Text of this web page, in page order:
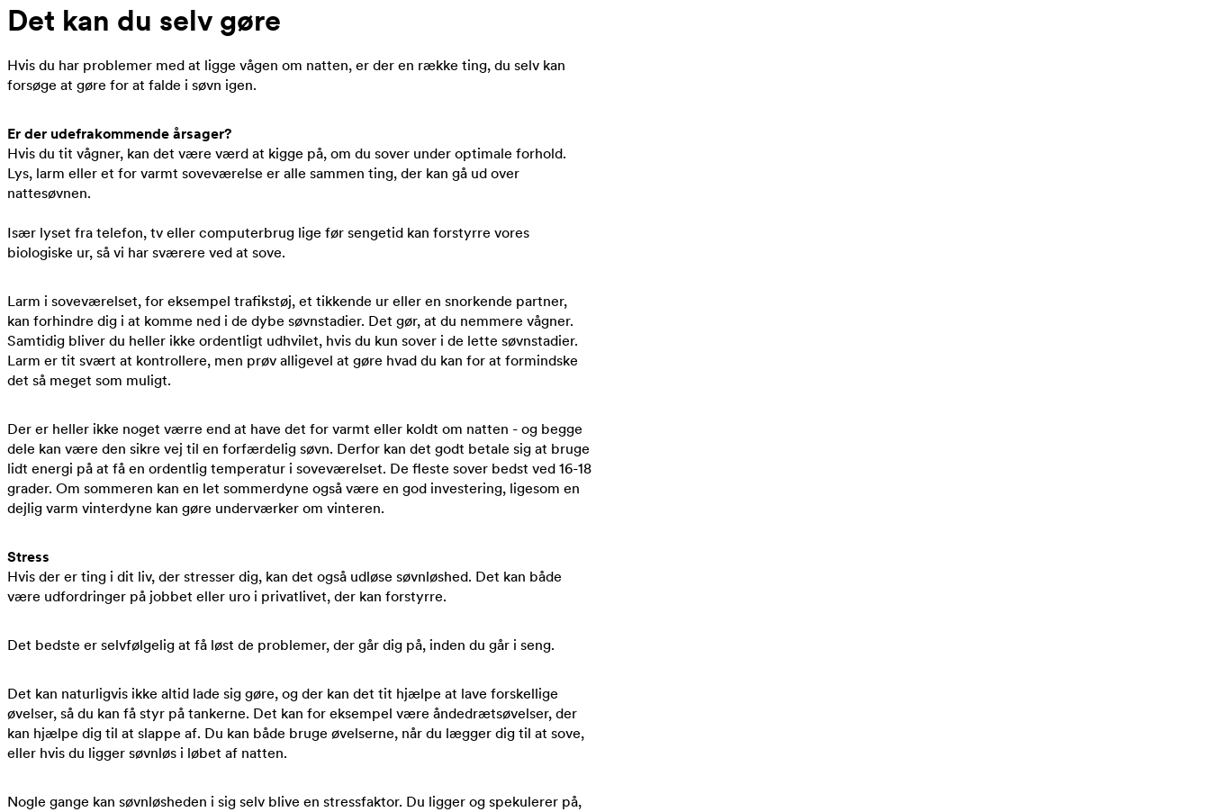
Det kan du selv gøre
Hvis du har problemer med at ligge vågen om natten, er der en række ting, du selv kan
forsøge at gøre for at falde i søvn igen.
Er der udefrakommende årsager?
Hvis du tit vågner, kan det være værd at kigge på, om du sover under optimale forhold.
Lys, larm eller et for varmt soveværelse er alle sammen ting, der kan gå ud over
nattesøvnen.
Især lyset fra telefon, tv eller computerbrug lige før sengetid kan forstyrre vores
biologiske ur, så vi har sværere ved at sove.
Larm i soveværelset, for eksempel trafikstøj, et tikkende ur eller en snorkende partner,
kan forhindre dig i at komme ned i de dybe søvnstadier. Det gør, at du nemmere vågner.
Samtidig bliver du heller ikke ordentligt udhvilet, hvis du kun sover i de lette søvnstadier.
Larm er tit svært at kontrollere, men prøv alligevel at gøre hvad du kan for at formindske
det så meget som muligt.
Der er heller ikke noget værre end at have det for varmt eller koldt om natten - og begge
dele kan være den sikre vej til en forfærdelig søvn. Derfor kan det godt betale sig at bruge
lidt energi på at få en ordentlig temperatur i soveværelset. De fleste sover bedst ved 16-18
grader. Om sommeren kan en let sommerdyne også være en god investering, ligesom en
dejlig varm vinterdyne kan gøre underværker om vinteren.
Stress
Hvis der er ting i dit liv, der stresser dig, kan det også udløse søvnløshed. Det kan både
være udfordringer på jobbet eller uro i privatlivet, der kan forstyrre.
Det bedste er selvfølgelig at få løst de problemer, der går dig på, inden du går i seng.
Det kan naturligvis ikke altid lade sig gøre, og der kan det tit hjælpe at lave forskellige
øvelser, så du kan få styr på tankerne. Det kan for eksempel være åndedrætsøvelser, der
kan hjælpe dig til at slappe af. Du kan både bruge øvelserne, når du lægger dig til at sove,
eller hvis du ligger søvnløs i løbet af natten.
Nogle gange kan søvnløsheden i sig selv blive en stressfaktor. Du ligger og spekulerer på,